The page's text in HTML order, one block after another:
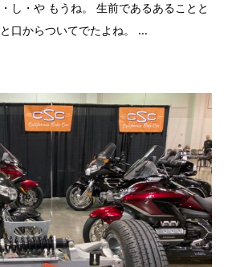
し・や もうね。 生前であるあることと
口からついてでたよね。 ...